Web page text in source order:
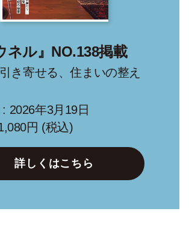
ネル』NO.138掲載
き寄せる、住まいの整え
2026年3月19日
円 (税込)
詳しくはこちら